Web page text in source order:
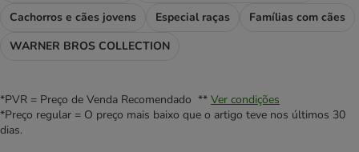
Cachorros e cães jovens
Especial raças
Famílias com cães
WARNER BROS COLLECTION
*PVR = Preço de Venda Recomendado ** Ver condições
*Preço regular = O preço mais baixo que o artigo teve nos últimos 30
dias.